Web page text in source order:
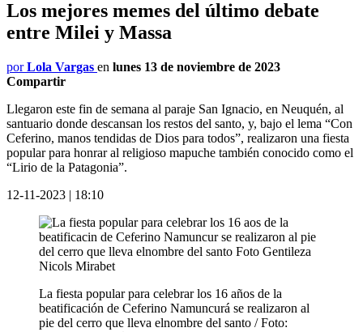
Los mejores memes del último debate
entre Milei y Massa
porLola Vargas en lunes 13 de noviembre de 2023
Compartir
Llegaron este fin de semana al paraje San Ignacio, en Neuquén, al
santuario donde descansan los restos del santo, y, bajo el lema “Con
Ceferino, manos tendidas de Dios para todos”, realizaron una fiesta
popular para honrar al religioso mapuche también conocido como el
“Lirio de la Patagonia”.
12-11-2023 | 18:10
La fiesta popular para celebrar los 16 años de la
beatificación de Ceferino Namuncurá se realizaron al
pie del cerro que lleva elnombre del santo / Foto: